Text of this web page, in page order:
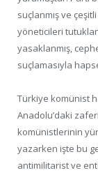
suçlanmış ve
yöneticileri
yasaklanmış,
suçlamasıyla
Türkiye komünist
Anadolu’daki
komünistlerinin
yazarken işte bu
antimilitarist ve